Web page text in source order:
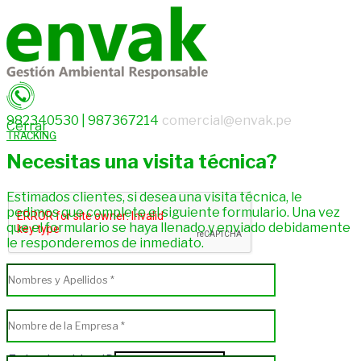
982340530 | 987367214 comercial@envak.pe
TRACKING
Cerrar
Necesitas una visita técnica?
Estimados clientes, si desea una visita técnica, le
pedimos que complete el siguiente formulario. Una vez
que el formulario se haya llenado y enviado debidamente
le responderemos de inmediato.